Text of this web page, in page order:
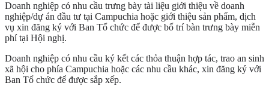
Doanh nghiệp có nhu cầu trưng bày tài liệu giới thiệu về doanh
nghiệp/dự án đầu tư tại Campuchia hoặc giới thiệu sản phẩm, dịch
vụ xin đăng ký với Ban Tổ chức để được bố trí bàn trưng bày miễn
phí tại Hội nghị.
Doanh nghiệp có nhu cầu ký kết các thỏa thuận hợp tác, trao an sinh
xã hội cho phía Campuchia hoặc các nhu cầu khác, xin đăng ký với
Ban Tổ chức để được sắp xếp.